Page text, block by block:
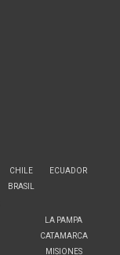
CHILE
BRASIL
ECUADOR
LA PAMPA
CATAMARCA
MISIONES